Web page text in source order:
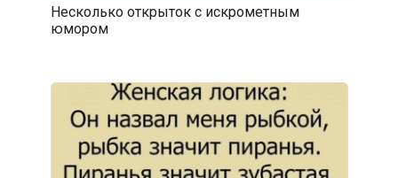
Несколько открыток с искрометным
юмором